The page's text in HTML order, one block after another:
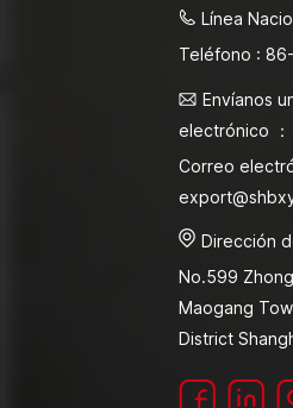
Línea
Teléfono :
Envíanos
electrónico ：
Correo
Dirección
No.599
Maogang
District